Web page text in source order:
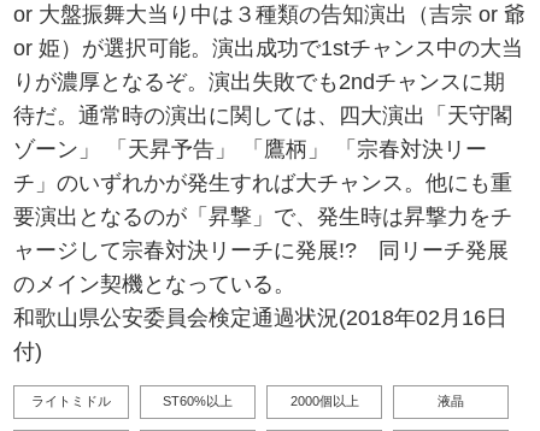
or 大盤振舞大当り中は３種類の告知演出（吉宗 or 爺
or 姫）が選択可能。演出成功で1stチャンス中の大当
りが濃厚となるぞ。演出失敗でも2ndチャンスに期
待だ。通常時の演出に関しては、四大演出「天守閣
ゾーン」 「天昇予告」 「鷹柄」 「宗春対決リー
チ」のいずれかが発生すれば大チャンス。他にも重
要演出となるのが「昇撃」で、発生時は昇撃力をチ
ャージして宗春対決リーチに発展!? 同リーチ発展
のメイン契機となっている。
和歌山県公安委員会検定通過状況(2018年02月16日
付)
ライトミドル ST60%以上 2000個以上 液晶